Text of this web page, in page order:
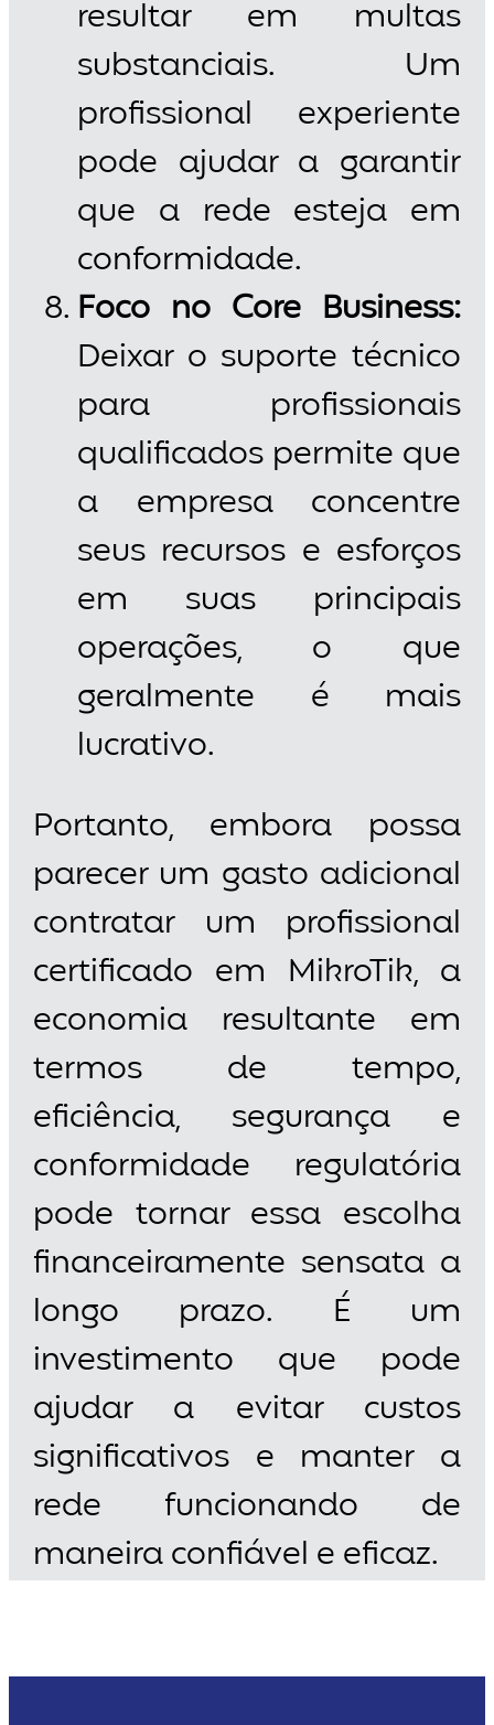
resultar em multas
substanciais. Um
profissional experiente
pode ajudar a garantir
que a rede esteja em
conformidade.
Foco no Core Business:
Deixar o suporte técnico
para profissionais
qualificados permite que
a empresa concentre
seus recursos e esforços
em suas principais
operações, o que
geralmente é mais
lucrativo.
Portanto, embora possa
parecer um gasto adicional
contratar um profissional
certificado em MikroTik, a
economia resultante em
termos de tempo,
eficiência, segurança e
conformidade regulatória
pode tornar essa escolha
financeiramente sensata a
longo prazo. É um
investimento que pode
ajudar a evitar custos
significativos e manter a
rede funcionando de
maneira confiável e eficaz.